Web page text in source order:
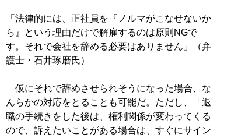
「法律的には、正社員を『ノルマがこなせないか
ら』という理由だけで解雇するのは原則NGで
す。それで会社を辞める必要はありません」（弁
護士・石井琢磨氏）
仮にそれで辞めさせられそうになった場合、な
んらかの対応をとることも可能だ。ただし、「退
職の手続きをした後は、権利関係が変わってくる
ので、訴えたいことがある場合は、すぐにサイン